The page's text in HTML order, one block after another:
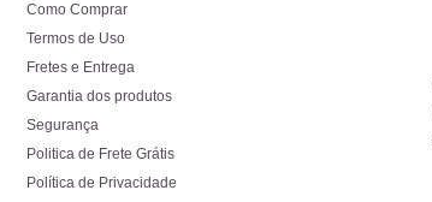
Como Comprar
Termos de Uso
Fretes e Entrega
Garantia dos produtos
Segurança
Politica de Frete Grátis
Política de Privacidade